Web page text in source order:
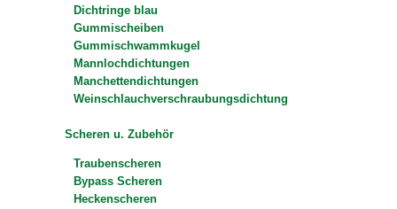
Dichtringe blau
Gummischeiben
Gummischwammkugel
Mannlochdichtungen
Manchettendichtungen
Weinschlauchverschraubungsdichtung
Scheren u. Zubehör
Traubenscheren
Bypass Scheren
Heckenscheren